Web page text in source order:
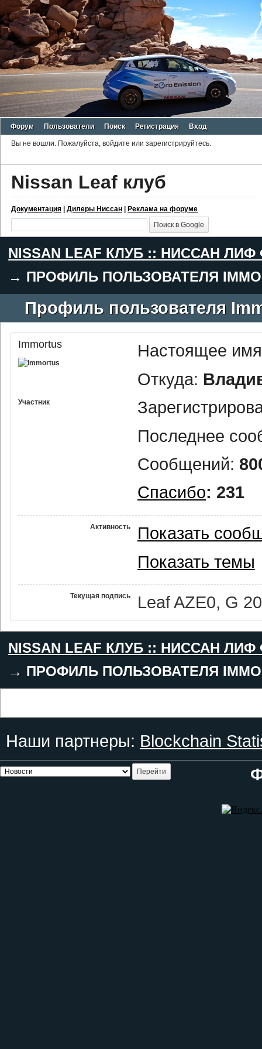
Форум Пользователи Поиск Регистрация Вход
Вы не вошли. Пожалуйста, войдите или зарегистрируйтесь.
Nissan Leaf клуб
Документация | Дилеры Ниссан | Реклама на форуме
NISSAN LEAF КЛУБ :: НИССАН
→ ПРОФИЛЬ ПОЛЬЗОВАТЕЛЯ
Профиль пользователя
Immortus
Участник
Настоящее
Откуда:
Последнее
Сообщений:
Спасибо: 231
Активность
Показать
Показать темы
Текущая подпись Leaf AZE0, G
NISSAN LEAF КЛУБ :: НИССАН
→ ПРОФИЛЬ ПОЛЬЗОВАТЕЛЯ
Наши партнеры: Blockchain